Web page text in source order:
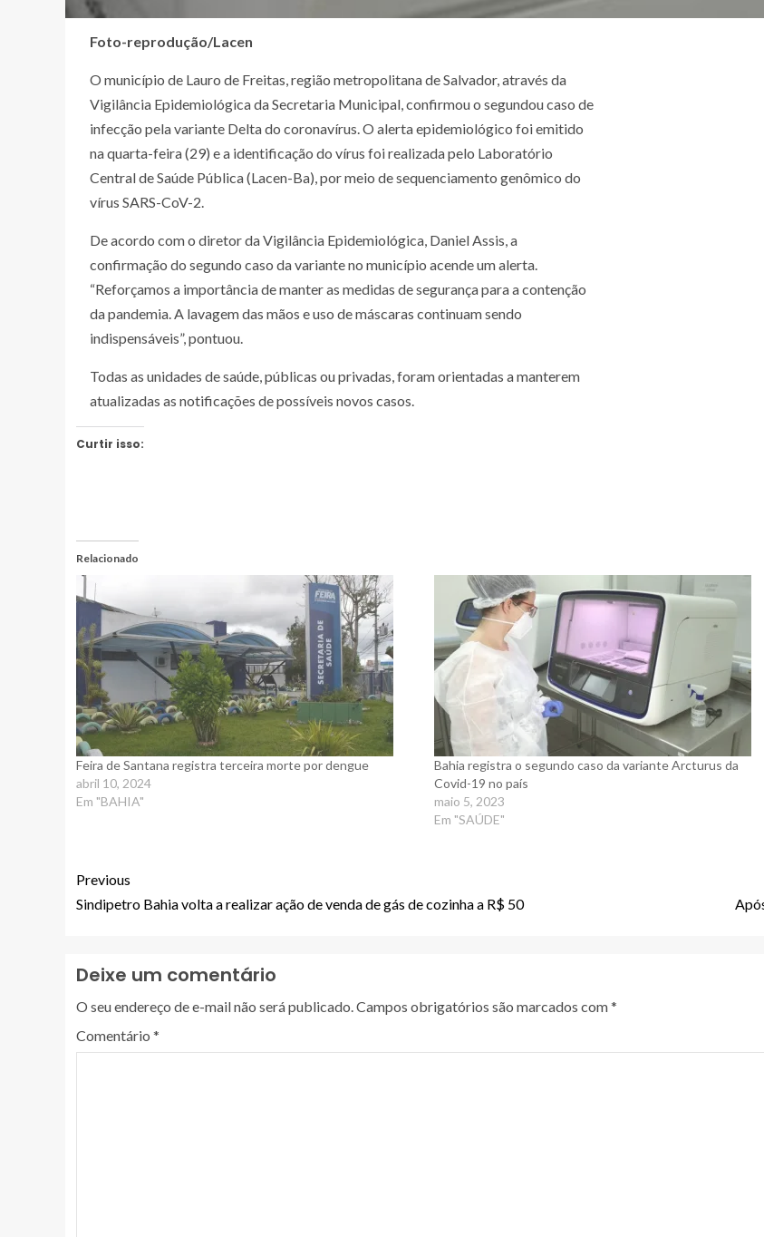
Foto-reprodução/Lacen
O município de Lauro de Freitas, região metropolitana de Salvador, através da
Vigilância Epidemiológica da Secretaria Municipal, confirmou o segundou caso de
infecção pela variante Delta do coronavírus. O alerta epidemiológico foi emitido
na quarta-feira (29) e a identificação do vírus foi realizada pelo Laboratório
Central de Saúde Pública (Lacen-Ba), por meio de sequenciamento genômico do
vírus SARS-CoV-2.
De acordo com o diretor da Vigilância Epidemiológica, Daniel Assis, a
confirmação do segundo caso da variante no município acende um alerta.
“Reforçamos a importância de manter as medidas de segurança para a contenção
da pandemia. A lavagem das mãos e uso de máscaras continuam sendo
indispensáveis”, pontuou.
Todas as unidades de saúde, públicas ou privadas, foram orientadas a manterem
atualizadas as notificações de possíveis novos casos.
Curtir isso:
Relacionado
Feira de Santana registra terceira morte por dengue
abril 10, 2024
Em "BAHIA"
Bahia registra o segundo caso da variante Arcturus da
Covid-19 no país
maio 5, 2023
Em "SAÚDE"
Previous
Sindipetro Bahia volta a realizar ação de venda de gás de cozinha a R$ 50
Deixe um comentário
O seu endereço de e-mail não será publicado.Campos obrigatórios são marcados com*
Comentário *